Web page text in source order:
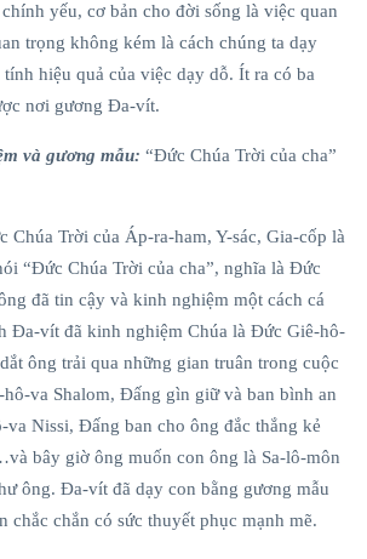
yếu, cơ bản cho đời sống là việc quan
trọng không kém là cách chúng ta dạy
hiệu quả của việc dạy dỗ. Ít ra có ba
nơi gương Đa-vít.
và gương mẫu: “Đức Chúa Trời của cha”
Trời của Áp-ra-ham, Y-sác, Gia-cốp là
“Đức Chúa Trời của cha”, nghĩa là Đức
đã tin cậy và kinh nghiệm một cách cá
Đa-vít đã kinh nghiệm Chúa là Đức Giê-hô-
ông trải qua những gian truân trong cuộc
va Shalom, Đấng gìn giữ và ban bình an
Nissi, Đấng ban cho ông đắc thắng kẻ
bây giờ ông muốn con ông là Sa-lô-môn
ông. Đa-vít đã dạy con bằng gương mẫu
chắc chắn có sức thuyết phục mạnh mẽ.